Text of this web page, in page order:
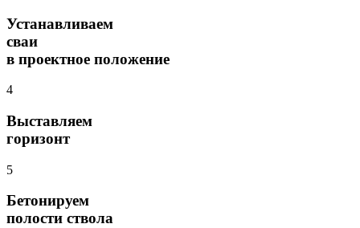
Устанавливаем
сваи
в проектное положение
4
Выставляем
горизонт
5
Бетонируем
полости ствола